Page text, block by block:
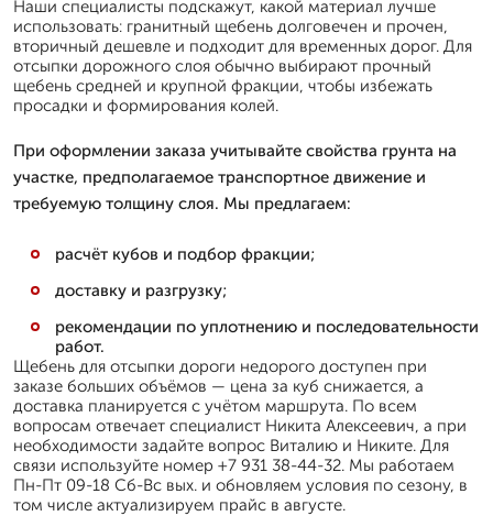
Наши специалисты подскажут, какой материал лучше
использовать: гранитный щебень долговечен и прочен,
вторичный дешевле и подходит для временных дорог. Для
отсыпки дорожного слоя обычно выбирают прочный
щебень средней и крупной фракции, чтобы избежать
просадки и формирования колей.
При оформлении заказа учитывайте свойства грунта на
участке, предполагаемое транспортное движение и
требуемую толщину слоя. Мы предлагаем:
расчёт кубов и подбор фракции;
доставку и разгрузку;
рекомендации по уплотнению и последовательности
работ.
Щебень для отсыпки дороги недорого доступен при
заказе больших объёмов — цена за куб снижается, а
доставка планируется с учётом маршрута. По всем
вопросам отвечает специалист Никита Алексеевич, а при
необходимости задайте вопрос Виталию и Никите. Для
связи используйте номер +7 931 38-44-32. Мы работаем
Пн-Пт 09-18 Сб-Вс вых. и обновляем условия по сезону, в
том числе актуализируем прайс в августе.